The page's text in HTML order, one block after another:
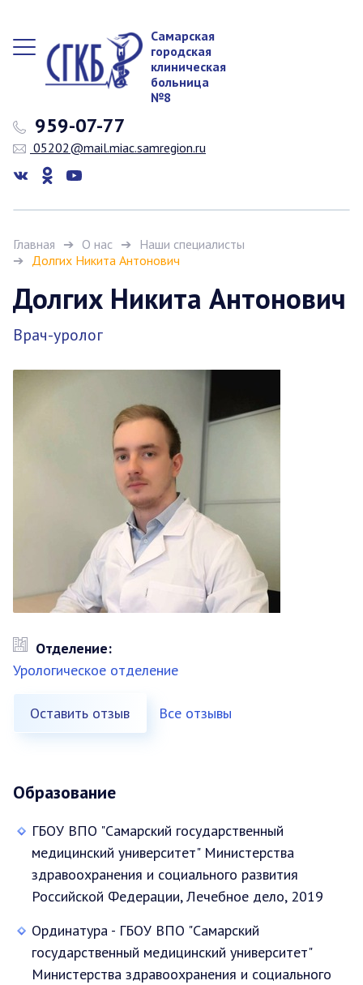
Самарская
городская
клиническая
больница
№8
959-07-77
05202@mail.miac.samregion.ru
Главная О нас
Наши специалисты
Долгих Никита Антонович
Долгих Никита Антонович
Врач-уролог
Отделение:
Урологическое отделение
Оставить отзыв Все отзывы
Образование
ГБОУ ВПО "Самарский государственный
медицинский университет" Министерства
здравоохранения и социального развития
Российской Федерации, Лечебное дело, 2019
Ординатура - ГБОУ ВПО "Самарский
государственный медицинский университет"
Министерства здравоохранения и социального